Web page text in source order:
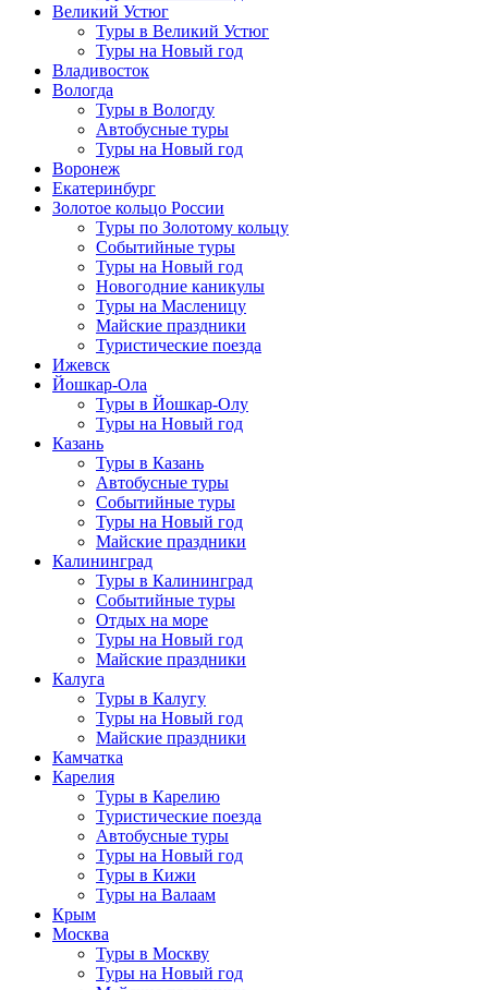
Великий Устюг
Туры в Великий Устюг
Туры на Новый год
Владивосток
Вологда
Туры в Вологду
Автобусные туры
Туры на Новый год
Воронеж
Екатеринбург
Золотое кольцо России
Туры по Золотому кольцу
Событийные туры
Туры на Новый год
Новогодние каникулы
Туры на Масленицу
Майские праздники
Туристические поезда
Ижевск
Йошкар-Ола
Туры в Йошкар-Олу
Туры на Новый год
Казань
Туры в Казань
Автобусные туры
Событийные туры
Туры на Новый год
Майские праздники
Калининград
Туры в Калининград
Событийные туры
Отдых на море
Туры на Новый год
Майские праздники
Калуга
Туры в Калугу
Туры на Новый год
Майские праздники
Камчатка
Карелия
Туры в Карелию
Туристические поезда
Автобусные туры
Туры на Новый год
Туры в Кижи
Туры на Валаам
Крым
Москва
Туры в Москву
Туры на Новый год